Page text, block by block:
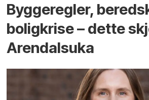
Bygge­regler,
bolig­krise – dette
Arendals­uka